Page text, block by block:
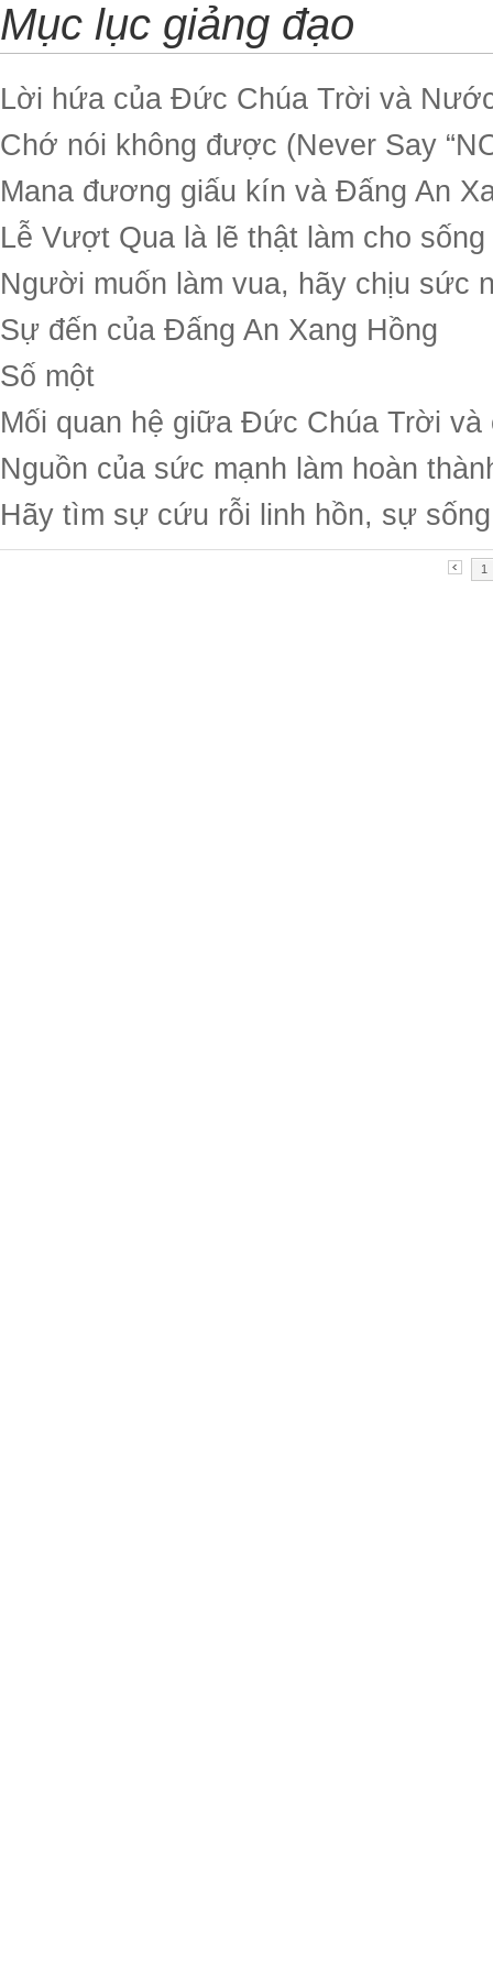
Mục lục giảng đạo
Lời hứa của Đức Chúa Trời và
Chớ nói không được (Never Say
Mana đương giấu kín và Đấng An
Lễ Vượt Qua là lẽ thật làm cho sống
Người muốn làm vua, hãy chịu sức
Sự đến của Đấng An Xang Hồng
Số một
Mối quan hệ giữa Đức Chúa Trời và
Nguồn của sức mạnh làm hoàn
Hãy tìm sự cứu rỗi linh hồn, sự
1